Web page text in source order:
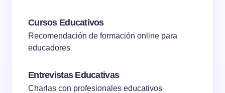
Cursos Educativos
Recomendación de formación online para
educadores
Entrevistas Educativas
Charlas con profesionales educativos